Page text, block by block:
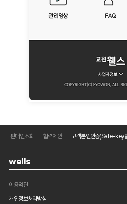
판매인조회 협력제안 고객본인인증(Safe-key
wells
㈜ 교원프라퍼티 대표자: 장평순 서울특별시 중구 을지로
이용약관
개인정보처리방침